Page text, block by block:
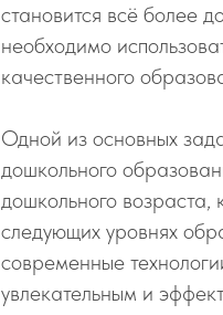
становится всё более
необходимо
качественного
Одной из основных
дошкольного
дошкольного возраста,
следующих уровнях
современные
увлекательным и